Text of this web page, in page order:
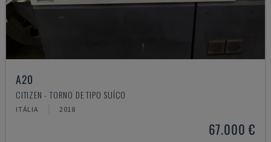
A20
CITIZEN - TORNO DE TIPO SUÍÇO
ITÁLIA 2018
67.000 €